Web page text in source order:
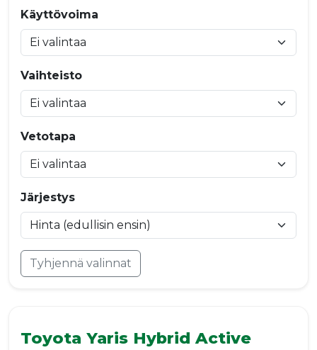
Käyttövoima
Vaihteisto
Vetotapa
Järjestys
Tyhjennä valinnat
Toyota Yaris Hybrid Active